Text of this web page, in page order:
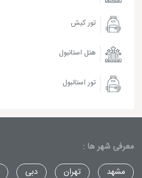
تور کیش
هتل استانبول
تور استانبول
معرفی شهر ها :
مشهد
تهران دبی